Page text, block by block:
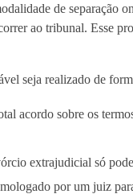
de separação
ao tribunal. Esse
seja realizado de
acordo sobre os
extrajudicial só
por um juiz